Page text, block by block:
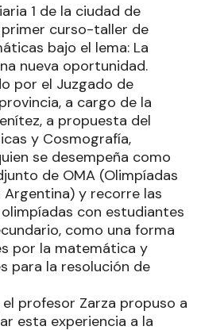
1 de la ciudad de
curso-taller de
bajo el lema: La
nueva oportunidad.
por el Juzgado de
a cargo de la
a propuesta del
y Cosmografía,
se desempeña como
de OMA (Olimpíadas
y recorre las
con estudiantes
como una forma
por la matemática y
para la resolución de
profesor Zarza propuso a
esta experiencia a la